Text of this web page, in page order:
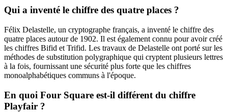
Qui a inventé le chiffre des quatre places ?
Félix Delastelle, un cryptographe français, a inventé le chiffre des
quatre places autour de 1902. Il est également connu pour avoir créé
les chiffres Bifid et Trifid. Les travaux de Delastelle ont porté sur les
méthodes de substitution polygraphique qui cryptent plusieurs lettres
à la fois, fournissant une sécurité plus forte que les chiffres
monoalphabétiques communs à l'époque.
En quoi Four Square est-il différent du chiffre
Playfair ?